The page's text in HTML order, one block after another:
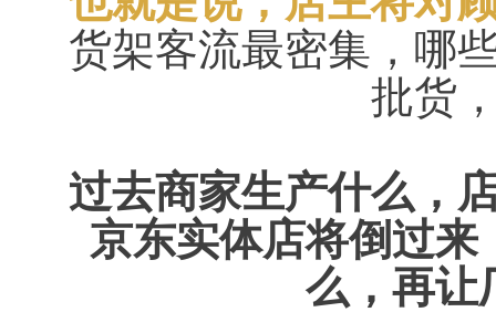
货架客流最密集，哪
批货
过去商家生产什么，
京东实体店将倒过
么，再让